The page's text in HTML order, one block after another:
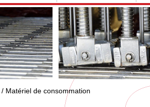
Matériel de consommation